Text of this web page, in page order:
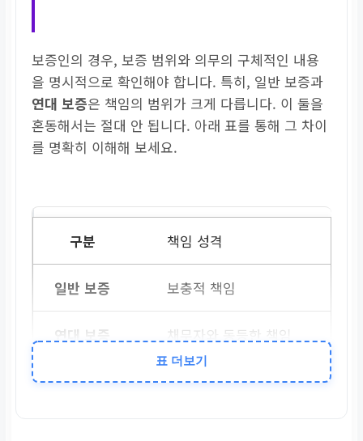
보증인의 경우, 보증 범위와 의무의 구체적인 내용
을 명시적으로 확인해야 합니다. 특히, 일반 보증과
연대 보증은 책임의 범위가 크게 다릅니다. 이 둘을
혼동해서는 절대 안 됩니다. 아래 표를 통해 그 차이
를 명확히 이해해 보세요.
책임 성격
보충적 책임
채무자와 동등한 책임
표 더보기